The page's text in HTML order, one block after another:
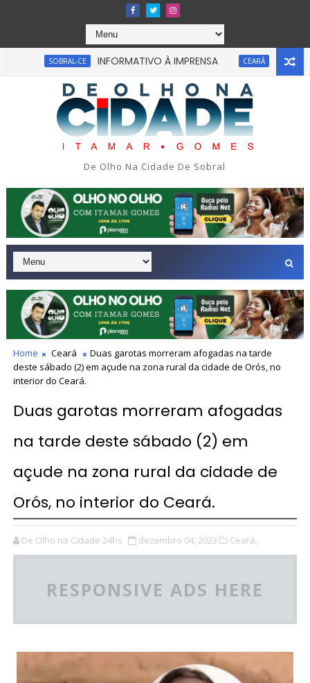
SOBRAL-CE INFORMATIVO À IMPRENSA UM
Uma simulação de assalto acabou em
De Olho Na Cidade De Sobral
Home Ceará
Duas garotas morreram afogadas na tarde
deste sábado (2) em açude na zona rural da cidade de Orós, no
interior do Ceará.
Duas garotas morreram afogadas
na tarde deste sábado (2) em
açude na zona rural da cidade de
Orós, no interior do Ceará.
De Olho na Cidade 24hs dezembro 04, 2023 Ceará,
RESPONSIVE ADS HERE